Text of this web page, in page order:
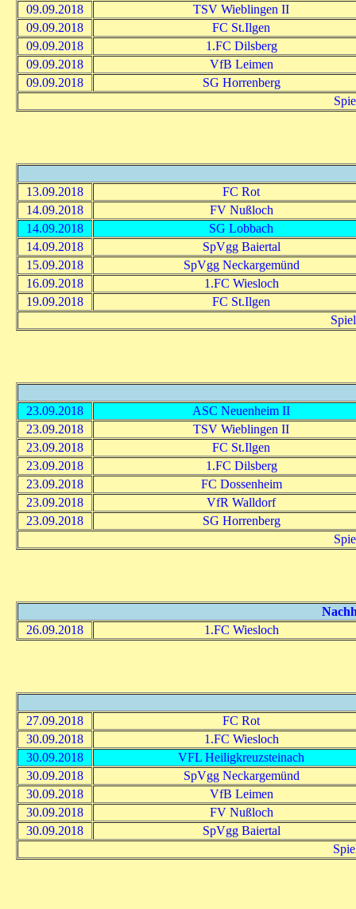
09.09.2018
TSV Wieblingen II
09.09.2018
FC St.Ilgen
09.09.2018
1.FC Dilsberg
09.09.2018
VfB Leimen
09.09.2018
SG Horrenberg
13.09.2018
FC Rot
14.09.2018
FV Nußloch
14.09.2018
SG Lobbach
14.09.2018
SpVgg Baiertal
15.09.2018
SpVgg Neckargemünd
16.09.2018
1.FC Wiesloch
19.09.2018
FC St.Ilgen
23.09.2018
ASC Neuenheim II
23.09.2018
TSV Wieblingen II
23.09.2018
FC St.Ilgen
23.09.2018
1.FC Dilsberg
23.09.2018
FC Dossenheim
23.09.2018
VfR Walldorf
23.09.2018
SG Horrenberg
26.09.2018
1.FC Wiesloch
27.09.2018
FC Rot
30.09.2018
1.FC Wiesloch
30.09.2018
VFL Heiligkreuzsteinach
30.09.2018
SpVgg Neckargemünd
30.09.2018
VfB Leimen
30.09.2018
FV Nußloch
30.09.2018
SpVgg Baiertal